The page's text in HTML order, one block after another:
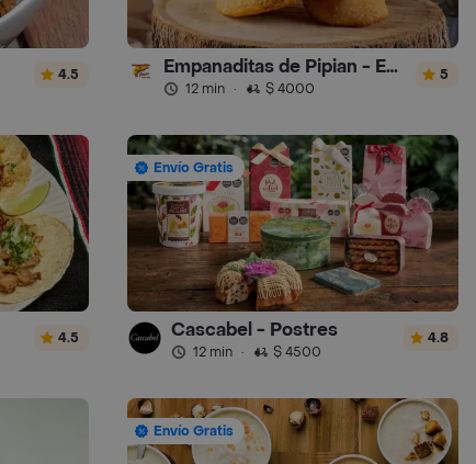
4.5 Empanaditas de Pipian - Empanadas
12 min · $ 4000
5
4.5
Envío Gratis
Cascabel - Postres
12 min · $ 4500
4.8
Envío Gratis